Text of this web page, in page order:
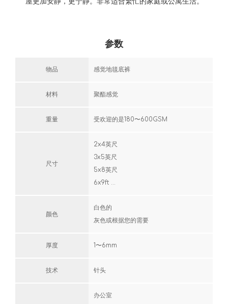
参数
物品 感觉地毯底裤
材料 聚酯感觉
重量 受欢迎的是180〜600GSM
尺寸
2x4英尺
3x5英尺
5x8英尺
6x9ft ...
颜色
白色的
灰色或根据您的需要
厚度 1〜6mm
技术 针头
办公室